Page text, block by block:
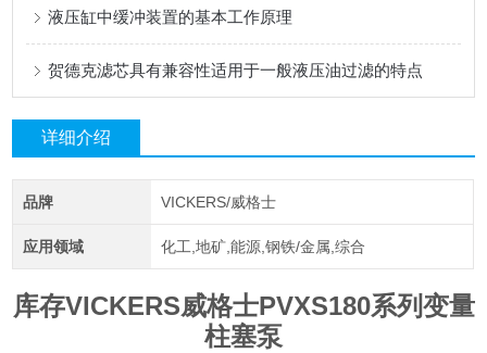
液压缸中缓冲装置的基本工作原理
贺德克滤芯具有兼容性适用于一般液压油过滤的特点
详细介绍
品牌 VICKERS/威格士
应用领域 化工,地矿,能源,钢铁/金属,综合
库存VICKERS威格士PVXS180系列变量
柱塞泵